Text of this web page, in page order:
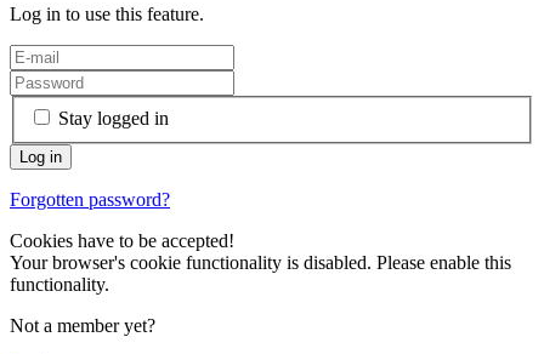
Log in to use this feature.
Stay logged in
Forgotten password?
Cookies have to be accepted!
Your browser's cookie functionality is disabled. Please enable this
functionality.
Not a member yet?